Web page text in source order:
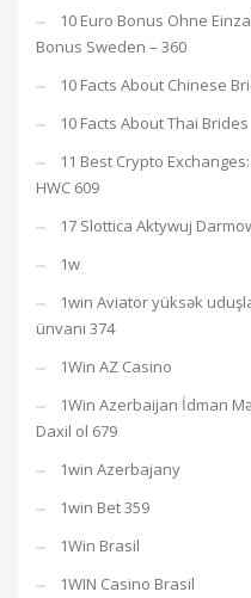
10 Euro Bonus Ohne
Bonus Sweden – 360
10 Facts About Chinese
10 Facts About Thai Brides
11 Best Crypto
HWC 609
17 Slottica Aktywuj
1w
1win Aviator yüksək
ünvanı 374
1Win AZ Casino
1Win Azerbaijan İdman
Daxil ol 679
1win Azerbajany
1win Bet 359
1Win Brasil
1WIN Casino Brasil